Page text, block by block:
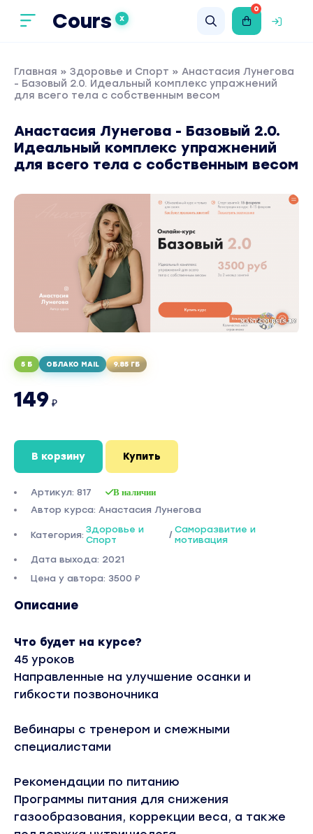
Cours X
0
Главная » Здоровье и Спорт » Анастасия Лунегова
- Базовый 2.0. Идеальный комплекс упражнений
для всего тела с собственным весом
Анастасия Лунегова - Базовый 2.0.
Идеальный комплекс упражнений
для всего тела с собственным весом
5 Б ОБЛАКО MAIL 9.85 ГБ
149 ₽
В корзину Купить
Артикул: 817 В наличии
Автор курса: Анастасия Лунегова
Категория: Здоровье и
Спорт
/ Саморазвитие и
мотивация
Дата выхода: 2021
Цена у автора: 3500 ₽
Описание
Что будет на курсе?
45 уроков
Направленные на улучшение осанки и
гибкости позвоночника
Вебинары с тренером и смежными
специалистами
Рекомендации по питанию
Программы питания для снижения
газообразования, коррекции веса, а также